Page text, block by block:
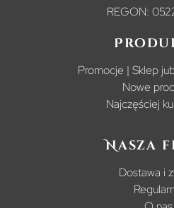
REGON:
Promocje | Sklep
Nowe
Najczęściej
Nasza
Dostawa i